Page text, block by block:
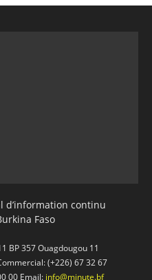
continu
Faso
BP 357 Ouagdougou 11
(+226) 67 32 67
00 Email: info@minute.bf